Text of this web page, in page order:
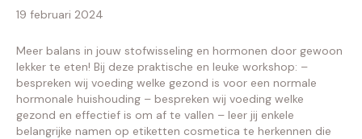
19 februari 2024
Meer balans in jouw stofwisseling en hormonen door gewoon
lekker te eten! Bij deze praktische en leuke workshop: –
bespreken wij voeding welke gezond is voor een normale
hormonale huishouding – bespreken wij voeding welke
gezond en effectief is om af te vallen – leer jij enkele
belangrijke namen op etiketten cosmetica te herkennen die